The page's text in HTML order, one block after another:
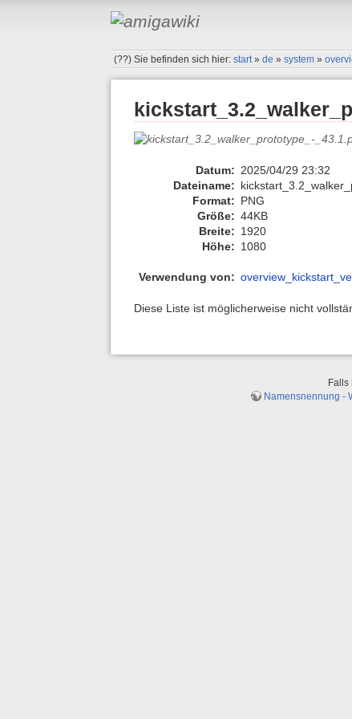
(??)Sie befinden sich hier:start »de »system »
Datum: 2025/04/29 23:32
Dateiname:
Format: PNG
Größe: 44KB
Breite: 1920
Höhe: 1080
Verwendung von:
Diese Liste ist möglicherweise nicht
Falls
Namensnennung -